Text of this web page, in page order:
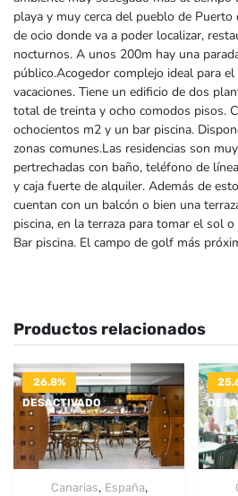
playa y muy cerca del pueblo de Puerto
de ocio donde va a poder localizar,
nocturnos. A unos 200m hay una
público.Acogedor complejo ideal para
vacaciones. Tiene un edificio de dos
total de treinta y ocho comodos pisos.
ochocientos m2 y un bar piscina.
zonas comunes.Las residencias son
pertrechadas con baño, teléfono de
y caja fuerte de alquiler. Además de
cuentan con un balcón o bien una
piscina, en la terraza para tomar el sol
Bar piscina. El campo de golf más
Productos relacionados
26.8%
DESACTIVADO
Canarias, España,